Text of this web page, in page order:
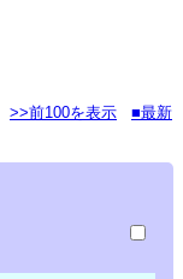
>>前100を表示
■最新